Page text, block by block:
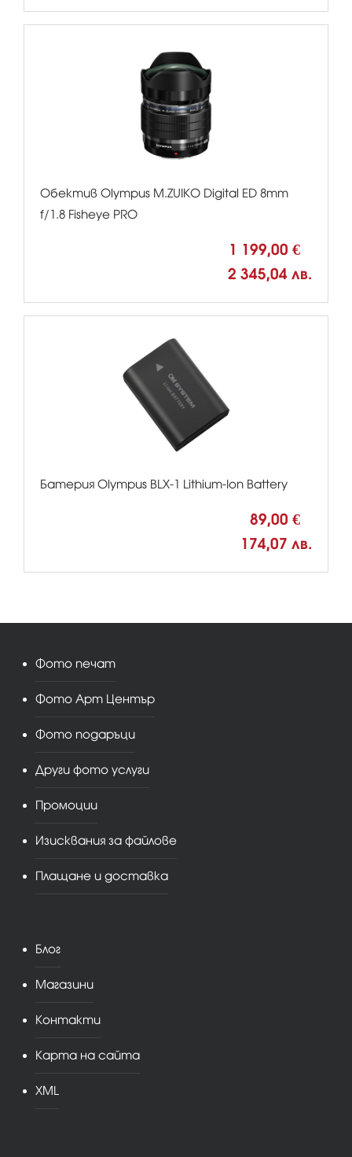
Обектив Olympus M.ZUIKO Digital ED 8mm
f/1.8 Fisheye PRO
1 199,00 €
2 345,04 лв.
Батерия Olympus BLX-1 Lithium-Ion Battery
89,00 €
174,07 лв.
Фото печат
Фото Арт Център
Фото подаръци
Други фото услуги
Промоции
Изисквания за файлове
Плащане и доставка
Блог
Магазини
Контакти
Карта на сайта
XML